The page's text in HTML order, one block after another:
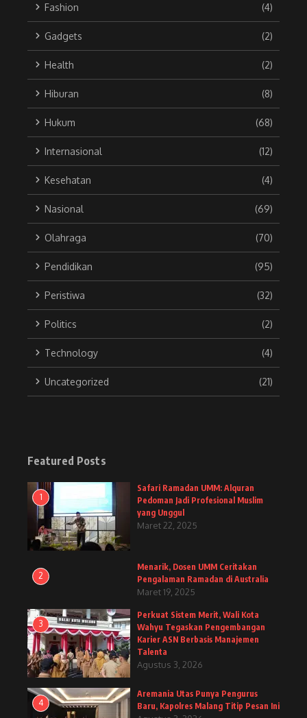
Fashion (4)
Gadgets (2)
Health (2)
Hiburan (8)
Hukum (68)
Internasional (12)
Kesehatan (4)
Nasional (69)
Olahraga (70)
Pendidikan (95)
Peristiwa (32)
Politics (2)
Technology (4)
Uncategorized (21)
Featured Posts
1
Safari Ramadan UMM: Alquran
Pedoman Jadi Profesional Muslim
yang Unggul
Maret 22, 2025
2
Menarik, Dosen UMM Ceritakan
Pengalaman Ramadan di Australia
Maret 19, 2025
3
Perkuat Sistem Merit, Wali Kota
Wahyu Tegaskan Pengembangan
Karier ASN Berbasis Manajemen
Talenta
Agustus 3, 2026
4
Aremania Utas Punya Pengurus
Baru, Kapolres Malang Titip Pesan Ini